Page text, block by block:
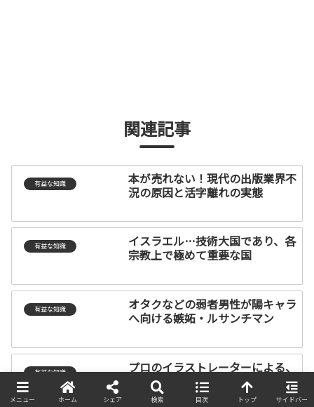
関連記事
有益な知識
本が売れない！現代の出版業界不
況の原因と活字離れの実態
有益な知識
イスラエル…技術大国であり、各
宗教上で極めて重要な国
有益な知識
オタクなどの弱者男性が陽キャラ
へ向ける嫉妬・ルサンチマン
有益な知識
プロのイラストレーターによる、
イラストができるまでの流れ
メニュー ホーム シェア 検索 目次 トップ サイドバー